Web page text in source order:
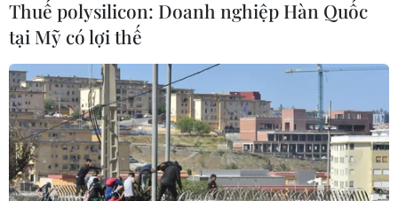
Thuế polysilicon: Doanh nghiệp Hàn Quốc
tại Mỹ có lợi thế